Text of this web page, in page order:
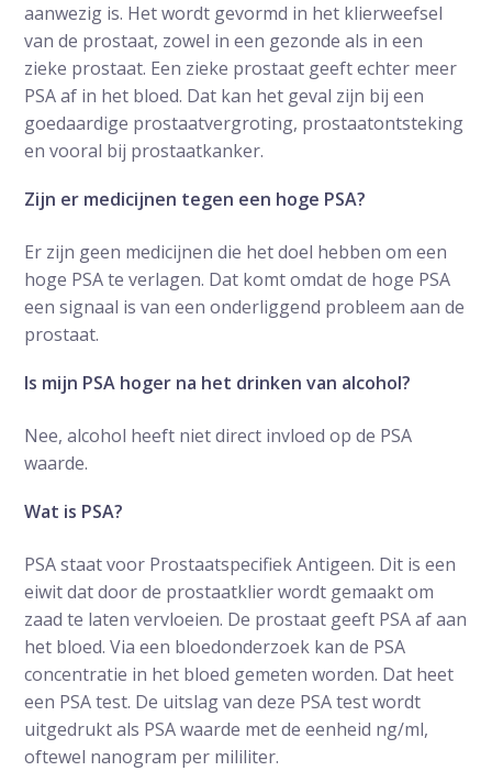
aanwezig is. Het wordt gevormd in het klierweefsel
van de prostaat, zowel in een gezonde als in een
zieke prostaat. Een zieke prostaat geeft echter meer
PSA af in het bloed. Dat kan het geval zijn bij een
goedaardige prostaatvergroting, prostaatontsteking
en vooral bij prostaatkanker.
Zijn er medicijnen tegen een hoge PSA?
Er zijn geen medicijnen die het doel hebben om een
hoge PSA te verlagen. Dat komt omdat de hoge PSA
een signaal is van een onderliggend probleem aan de
prostaat.
Is mijn PSA hoger na het drinken van alcohol?
Nee, alcohol heeft niet direct invloed op de PSA
waarde.
Wat is PSA?
PSA staat voor Prostaatspecifiek Antigeen. Dit is een
eiwit dat door de prostaatklier wordt gemaakt om
zaad te laten vervloeien. De prostaat geeft PSA af aan
het bloed. Via een bloedonderzoek kan de PSA
concentratie in het bloed gemeten worden. Dat heet
een PSA test. De uitslag van deze PSA test wordt
uitgedrukt als PSA waarde met de eenheid ng/ml,
oftewel nanogram per mililiter.